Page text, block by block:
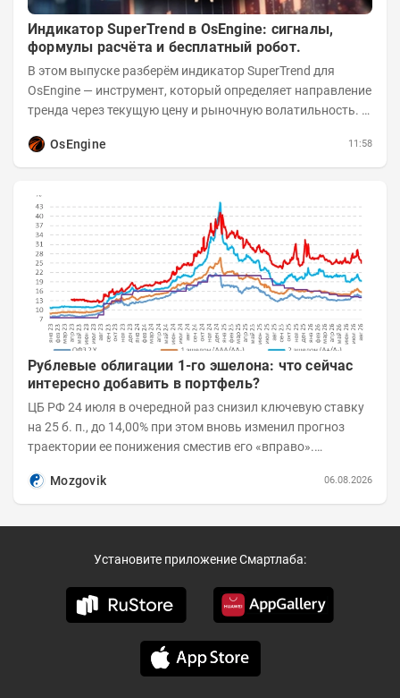
Индикатор SuperTrend в OsEngine: сигналы,
формулы расчёта и бесплатный робот.
В этом выпуске разберём индикатор SuperTrend для
OsEngine — инструмент, который определяет направление
тренда через текущую цену и рыночную волатильность. В
OsEngine
11:58
Рублевые облигации 1-го эшелона: что сейчас
интересно добавить в портфель?
ЦБ РФ 24 июля в очередной раз снизил ключевую ставку
на 25 б. п., до 14,00% при этом вновь изменил прогноз
траектории ее понижения сместив его «вправо».
Mozgovik
06.08.2026
Установите приложение Смартлаба: